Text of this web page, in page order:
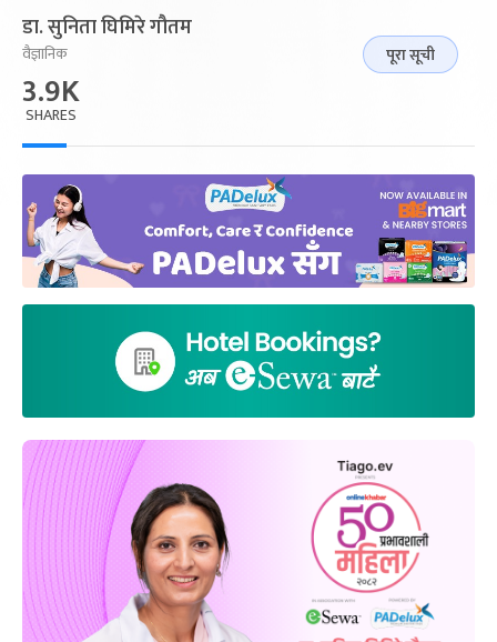
डा. सुनिता घिमिरे गौतम
वैज्ञानिक पूरा सूची
3.9K
SHARES